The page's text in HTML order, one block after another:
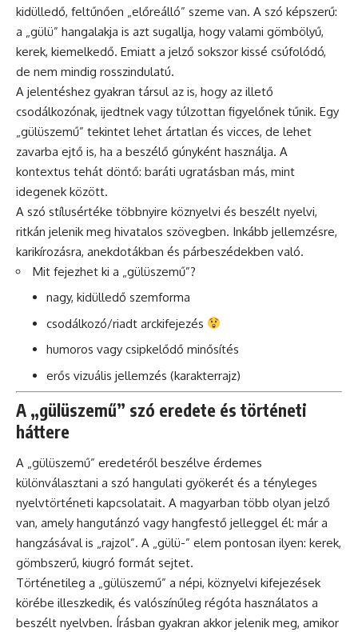
kidülledő, feltűnően „előreálló” szeme van. A szó képszerű:
a „gülü” hangalakja is azt sugallja, hogy valami gömbölyű,
kerek, kiemelkedő. Emiatt a jelző sokszor kissé csúfolódó,
de nem mindig rosszindulatú.
A jelentéshez gyakran társul az is, hogy az illető
csodálkozónak, ijedtnek vagy túlzottan figyelőnek tűnik. Egy
„gülüszemű” tekintet lehet ártatlan és vicces, de lehet
zavarba ejtő is, ha a beszélő gúnyként használja. A
kontextus tehát döntő: baráti ugratásban más, mint
idegenek között.
A szó stílusértéke többnyire köznyelvi és beszélt nyelvi,
ritkán jelenik meg hivatalos szövegben. Inkább jellemzésre,
karikírozásra, anekdotákban és párbeszédekben való.
Mit fejezhet ki a „gülüszemű”?
nagy, kidülledő szemforma
csodálkozó/riadt arckifejezés
humoros vagy csipkelődő minősítés
erős vizuális jellemzés (karakterrajz)
A „gülüszemű” szó eredete és történeti
háttere
A „gülüszemű” eredetéről beszélve érdemes
különválasztani a szó hangulati gyökerét és a tényleges
nyelvtörténeti kapcsolatait. A magyarban több olyan jelző
van, amely hangutánzó vagy hangfestő jelleggel él: már a
hangzásával is „rajzol”. A „gülü-” elem pontosan ilyen: kerek,
gömbszerű, kiugró formát sejtet.
Történetileg a „gülüszemű” a népi, köznyelvi kifejezések
körébe illeszkedik, és valószínűleg régóta használatos a
beszélt nyelvben. Írásban gyakran akkor jelenik meg, amikor